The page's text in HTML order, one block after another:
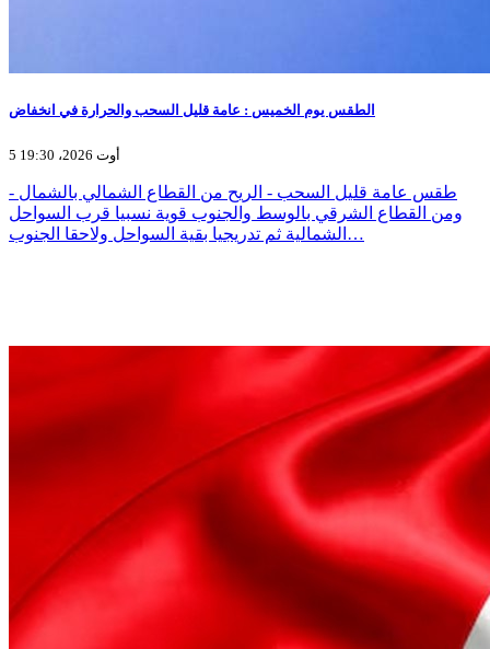
الطقس يوم الخميس : عامة قليل السحب والحرارة في انخفاض
5 أوت 2026، 19:30
- طقس عامة قليل السحب - الريح من القطاع الشمالي بالشمال
ومن القطاع الشرقي بالوسط والجنوب قوية نسبيا قرب السواحل
الشمالية ثم تدريجيا بقية السواحل ولاحقا الجنوب…